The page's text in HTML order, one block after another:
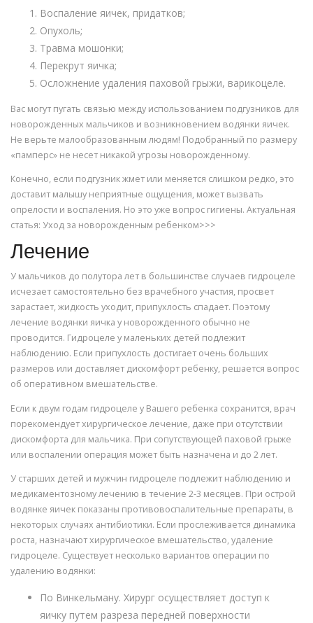
Воспаление яичек, придатков;
Опухоль;
Травма мошонки;
Перекрут яичка;
Осложнение удаления паховой грыжи, варикоцеле.
Вас могут пугать связью между использованием подгузников для
новорожденных мальчиков и возникновением водянки яичек.
Не верьте малообразованным людям! Подобранный по размеру
«памперс» не несет никакой угрозы новорожденному.
Конечно, если подгузник жмет или меняется слишком редко, это
доставит малышу неприятные ощущения, может вызвать
опрелости и воспаления. Но это уже вопрос гигиены. Актуальная
статья: Уход за новорожденным ребенком>>>
Лечение
У мальчиков до полутора лет в большинстве случаев гидроцеле
исчезает самостоятельно без врачебного участия, просвет
зарастает, жидкость уходит, припухлость спадает. Поэтому
лечение водянки яичка у новорожденного обычно не
проводится. Гидроцеле у маленьких детей подлежит
наблюдению. Если припухлость достигает очень больших
размеров или доставляет дискомфорт ребенку, решается вопрос
об оперативном вмешательстве.
Если к двум годам гидроцеле у Вашего ребенка сохранится, врач
порекомендует хирургическое лечение, даже при отсутствии
дискомфорта для мальчика. При сопутствующей паховой грыже
или воспалении операция может быть назначена и до 2 лет.
У старших детей и мужчин гидроцеле подлежит наблюдению и
медикаментозному лечению в течение 2-3 месяцев. При острой
водянке яичек показаны противовоспалительные препараты, в
некоторых случаях антибиотики. Если прослеживается динамика
роста, назначают хирургическое вмешательство, удаление
гидроцеле. Существует несколько вариантов операции по
удалению водянки:
По Винкельману. Хирург осуществляет доступ к
яичку путем разреза передней поверхности